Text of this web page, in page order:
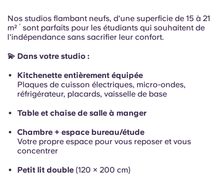
Nos studios flambant neufs, d'une superficie de 15 à 21
m²
,
sont parfaits pour les étudiants qui souhaitent de
l'indépendance sans sacrifier leur confort.
💫 Dans votre studio :
Kitchenette entièrement équipée
Plaques de cuisson électriques, micro-ondes,
réfrigérateur, placards, vaisselle de base
Table et chaise de salle à manger
Chambre + espace bureau/étude
Votre propre espace pour vous reposer et vous
concentrer
Petit lit double (120 × 200 cm)